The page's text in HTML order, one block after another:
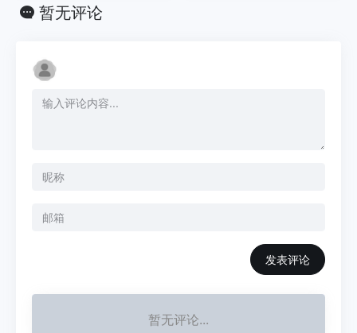
暂无评论
发表评论
暂无评论...